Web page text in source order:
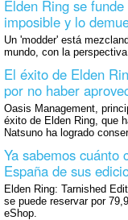
Elden Ring se
imposible y lo
Un 'modder' está
mundo, con la
El éxito de Elden
por no haber
Oasis Management,
éxito de Elden Ring, que
Natsuno ha logrado
Ya sabemos cuánto
España de sus
Elden Ring: Tarnished
se puede reservar por
eShop.